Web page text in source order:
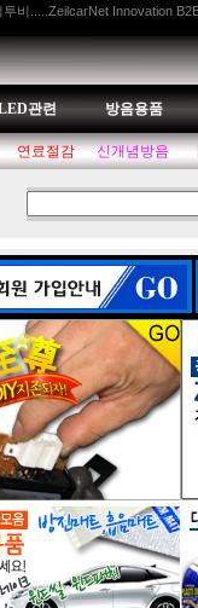
비.....ZeilcarNet Innovation
관련 방음용품
연료절감 신개념방음